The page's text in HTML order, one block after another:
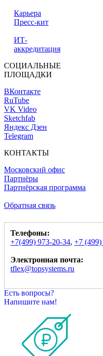
Карьера
Пресс-кит
ИТ-
аккредитация
СОЦИАЛЬНЫЕ
ПЛОЩАДКИ
ВКонтакте
RuTube
VK Video
Sketchfab
Яндекс Дзен
Telegram
КОНТАКТЫ
Московский офис
Партнёры
Партнёрская программа
Обратная связь
Телефоны:
+7(499) 973-20-34, +7
Электронная почта:
tflex@topsystems.ru
Есть вопросы?
Напишите нам!